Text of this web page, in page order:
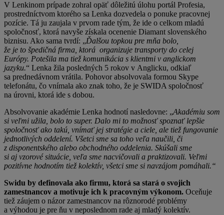
V Lenkinom prípade zohral opäť dôležitú úlohu portál Profesia,
prostredníctvom ktorého sa Lenka dozvedela o ponuke pracovnej
pozície. Tá ju zaujala v prvom rade tým, že ide o celkom mladú
spoločnosť, ktorá navyše získala ocenenie Diamant slovenského
biznisu. Ako sama tvrdí: „Ďalšou topkou pre mňa bolo,
že je to špedičná firma, ktorá organizuje transporty do celej
Európy. Potešila ma tiež komunikácia s klientmi v anglickom
jazyku.“ Lenka žila posledných 5 rokov v Anglicku, odkiaľ
sa prednedávnom vrátila. Pohovor absolvovala formou Skype
telefonátu, čo vnímala ako znak toho, že je SWIDA spoločnosť
na úrovni, ktorá ide s dobou.
Absolvovanie akadémie Lenka hodnotí nasledovne: „Akadémiu som
si veľmi užila, bolo to super. Dalo mi to možnosť spoznať lepšie
spoločnosť ako takú, vnímať jej stratégie a ciele, ale tiež fungovanie
jednotlivých oddelení. Všetci sme sa toho veľa naučili, či
z disponentského alebo obchodného oddelenia. Skúšali sme
si aj vzorové situácie, veľa sme nacvičovali a praktizovali. Veľmi
pozitívne hodnotím tiež kolektív, všetci sme si navzájom pomáhali.“
Swidu by definovala ako firmu, ktorá sa stará o svojich
zamestnancov a motivuje ich k pracovným výkonom. Oceňuje
tiež záujem o názor zamestnancov na rôznorodé problémy
a výhodou je pre ňu v neposlednom rade aj mladý kolektív.